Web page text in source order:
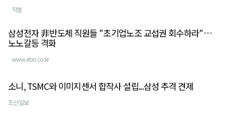
직썰
삼성전자 非반도체 직원들 "초기업노조 교섭권 회수하라"…
노노갈등 격화
www.ebn.co.kr
소니, TSMC와 이미지센서 합작사 설립...삼성 추격 견제
조선일보